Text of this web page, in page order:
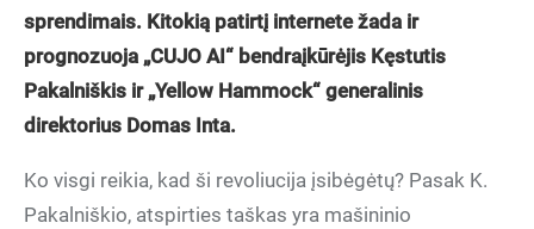
sprendimais. Kitokią patirtį internete žada ir
prognozuoja „CUJO AI“ bendraįkūrėjis Kęstutis
Pakalniškis ir „Yellow Hammock“ generalinis
direktorius Domas Inta.
Ko visgi reikia, kad ši revoliucija įsibėgėtų? Pasak K.
Pakalniškio, atspirties taškas yra mašininio